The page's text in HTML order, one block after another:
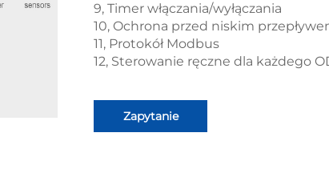
9, Timer włączania/wyłączania
10, Ochrona przed niskim
11, Protokół Modbus
12, Sterowanie ręczne dla każdego
Zapytanie